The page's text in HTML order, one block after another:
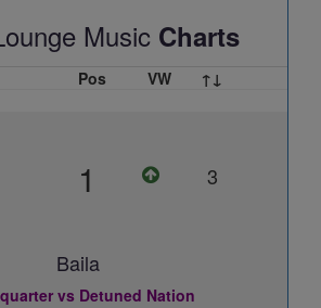
Music Charts
Pos VW ↑↓
1 3
Baila
vs Detuned Nation